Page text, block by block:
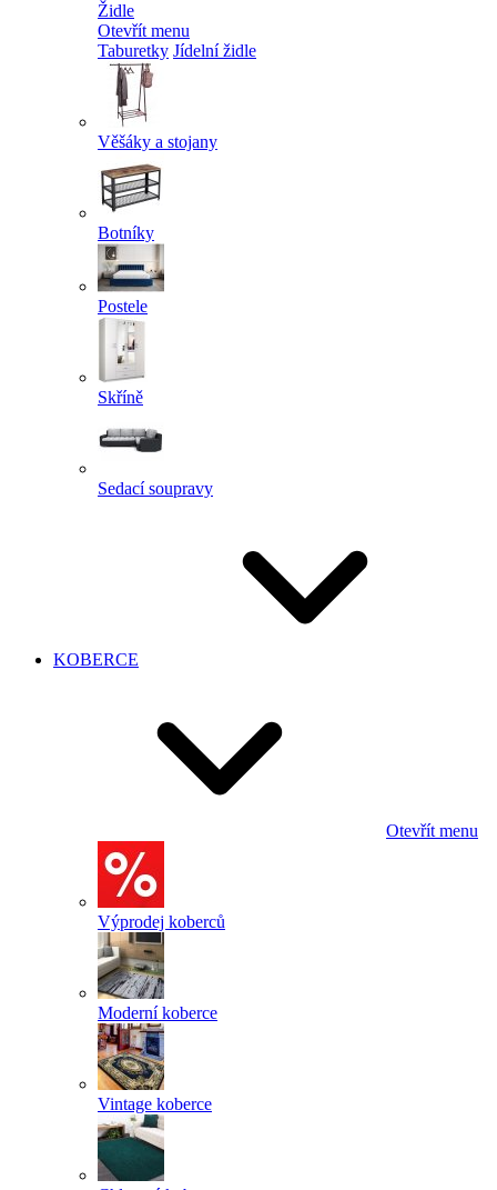
Židle
Otevřít menu
Taburetky Jídelní židle
Věšáky a stojany
Botníky
Postele
Skříně
Sedací soupravy
KOBERCE
Otevřít menu
Výprodej koberců
Moderní koberce
Vintage koberce